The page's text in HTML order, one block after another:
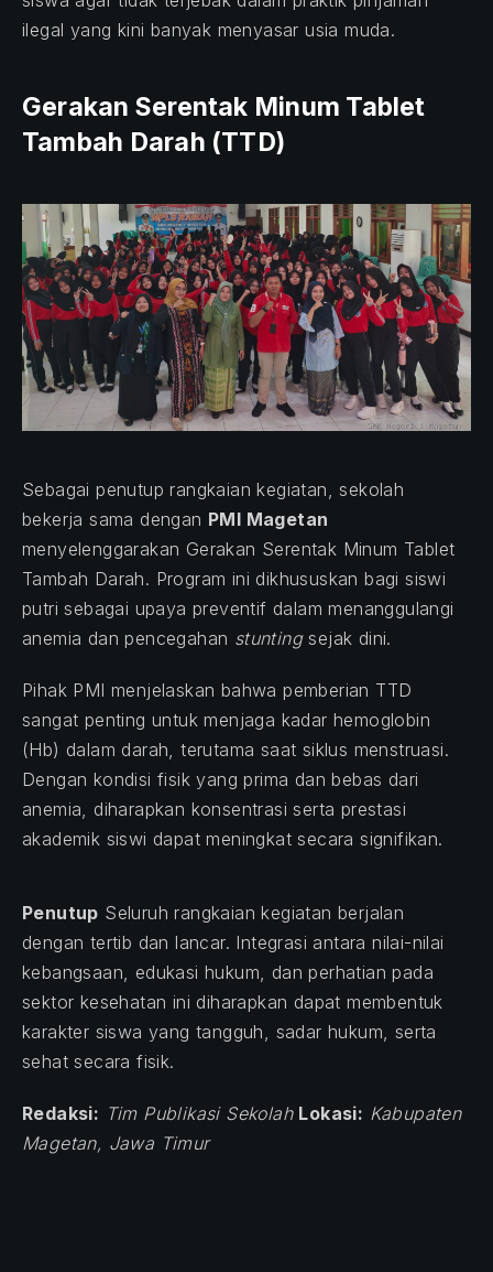
ilegal yang kini banyak menyasar usia muda.
Gerakan Serentak Minum Tablet
Tambah Darah (TTD)
Sebagai penutup rangkaian kegiatan, sekolah
bekerja sama dengan PMI Magetan
menyelenggarakan Gerakan Serentak Minum Tablet
Tambah Darah. Program ini dikhususkan bagi siswi
putri sebagai upaya preventif dalam menanggulangi
anemia dan pencegahan stuntingsejak dini.
Pihak PMI menjelaskan bahwa pemberian TTD
sangat penting untuk menjaga kadar hemoglobin
(Hb) dalam darah, terutama saat siklus menstruasi.
Dengan kondisi fisik yang prima dan bebas dari
anemia, diharapkan konsentrasi serta prestasi
akademik siswi dapat meningkat secara signifikan.
Penutup Seluruh rangkaian kegiatan berjalan
dengan tertib dan lancar. Integrasi antara nilai-nilai
kebangsaan, edukasi hukum, dan perhatian pada
sektor kesehatan ini diharapkan dapat membentuk
karakter siswa yang tangguh, sadar hukum, serta
sehat secara fisik.
Redaksi: Tim Publikasi Sekolah Lokasi: Kabupaten
Magetan, Jawa Timur